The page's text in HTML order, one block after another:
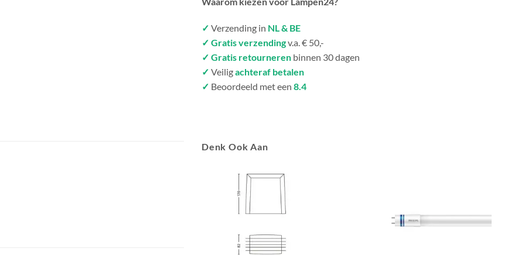
✓ Verzending in NL & BE
✓ Gratis verzendingv.a. € 50,-
✓ Gratis retourneren binnen 30 dagen
✓ Veiligachteraf betalen
✓ Beoordeeld met een 8.4
Denk Ook Aan